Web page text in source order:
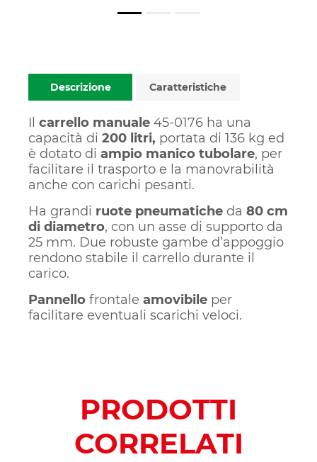
Descrizione Caratteristiche
Il carrello manuale 45-0176 ha una
capacità di 200 litri, portata di 136 kg ed
è dotato di ampio manico tubolare, per
facilitare il trasporto e la manovrabilità
anche con carichi pesanti.
Ha grandi ruote pneumatiche da 80 cm
di diametro, con un asse di supporto da
25 mm. Due robuste gambe d’appoggio
rendono stabile il carrello durante il
carico.
Pannello frontale amovibile per
facilitare eventuali scarichi veloci.
PRODOTTI
CORRELATI